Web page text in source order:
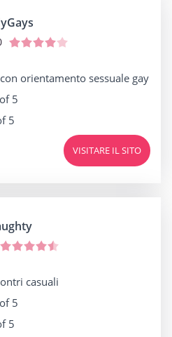
orientamento sessuale gay
5
5
VISITARE IL SITO
casuali
5
5